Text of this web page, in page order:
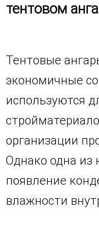
тентовом
Тентовые
экономичные
используются
организации
Однако одна из
появление
влажности